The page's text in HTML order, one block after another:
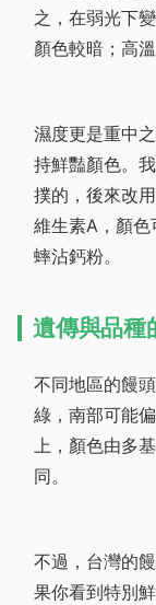
之，在弱光下
顏色較暗；高溫
濕度更是重中
持鮮豔顏色。
撲的，後來改
維生素A，顏
蟀沾鈣粉。
遺傳與品種
不同地區的饅
綠，南部可能
上，顏色由多
同。
不過，台灣的
果你看到特別